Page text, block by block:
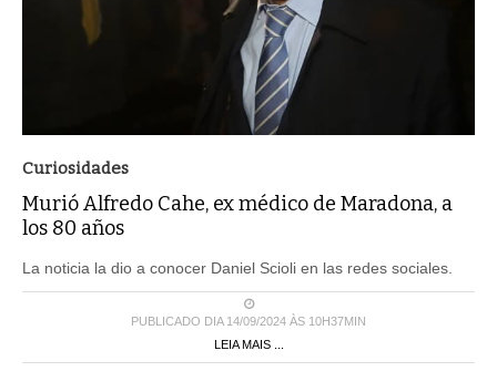
Curiosidades
Murió Alfredo Cahe, ex médico de Maradona, a
los 80 años
La noticia la dio a conocer Daniel Scioli en las redes sociales.
PUBLICADO DIA 14/09/2024 ÀS 10H37MIN
LEIA MAIS ...